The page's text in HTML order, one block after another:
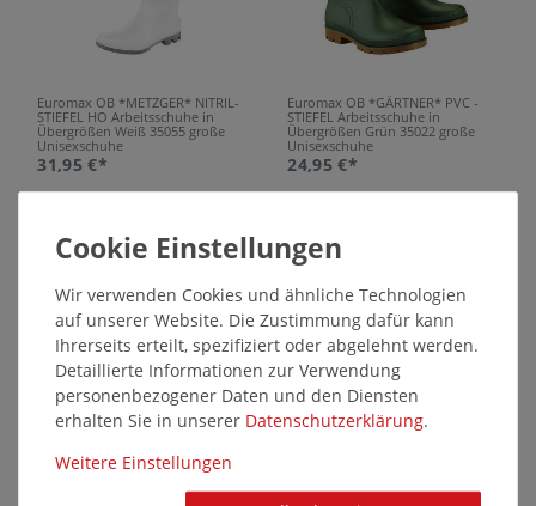
Euromax OB *METZGER* NITRIL-
STIEFEL HO Arbeitsschuhe in
Übergrößen Weiß 35055 große
Unisexschuhe
31,95 €*
Euromax OB *GÄRTNER* PVC -
STIEFEL Arbeitsschuhe in
Übergrößen Grün 35022 große
Unisexschuhe
24,95 €*
SALE 37648
Euromax OB *RANCHER* PVC -
STIEFEL Arbeitsschuhe in
Übergrößen Schwarz 35020 große
Übergrößen Schwarz 34737 große
Unisexschuhe
Wir verwenden Cookies und ähnliche Technologien
auf unserer Website. Die Zustimmung dafür kann
Ihrerseits erteilt, spezifiziert oder abgelehnt werden.
Detaillierte Informationen zur Verwendung
personenbezogener Daten und den Diensten
erhalten Sie in unserer Daten­schutz­erklärung.
Weitere Einstellungen